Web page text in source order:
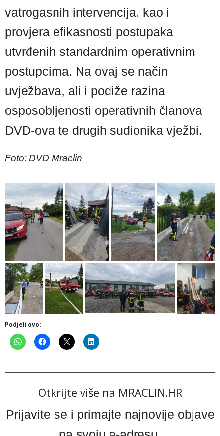
vatrogasnih intervencija, kao i
provjera efikasnosti postupaka
utvrđenih standardnim operativnim
postupcima. Na ovaj se način
uvježbava, ali i podiže razina
osposobljenosti operativnih članova
DVD-ova te drugih sudionika vježbi.
Foto: DVD Mraclin
Podjeli ovo:
Otkrijte više na MRACLIN.HR
Prijavite se i primajte najnovije objave